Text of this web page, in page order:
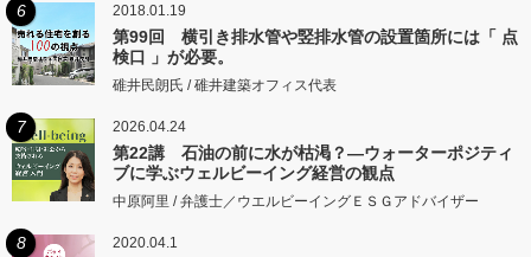
6 2018.01.19
第99回 横引き排水管や竪排水管の設置箇所には「 点
検口 」が必要。
碓井民朗氏 / 碓井建築オフィス代表
7 2026.04.24
第22講 石油の前に水が枯渇？―ウォーターポジティ
ブに学ぶウェルビーイング経営の観点
中原阿里 / 弁護士／ウエルビーイングＥＳＧアドバイザー
8 2020.04.1